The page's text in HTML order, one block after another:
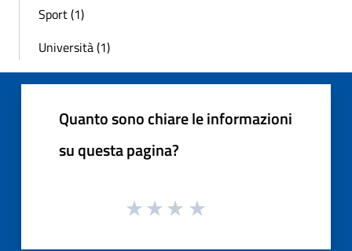
Sport (1)
Università (1)
Quanto sono chiare le informazioni
su questa pagina?